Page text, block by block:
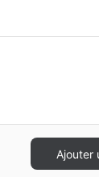
Ajouter